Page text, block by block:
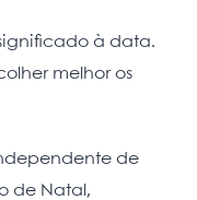
à data.
melhor os
de
de Natal,